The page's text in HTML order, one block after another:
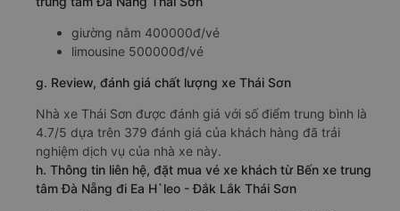
giường nằm 400000đ/vé
limousine 500000đ/vé
g. Review, đánh giá chất lượng xe Thái Sơn
Nhà xe Thái Sơn được đánh giá với số điểm trung bình là
4.7/5 dựa trên 379 đánh giá của khách hàng đã trải
nghiệm dịch vụ của nhà xe này.
h. Thông tin liên hệ, đặt mua vé xe khách từ Bến xe trung
tâm Đà Nẵng đi Ea H`leo - Đắk Lắk Thái Sơn